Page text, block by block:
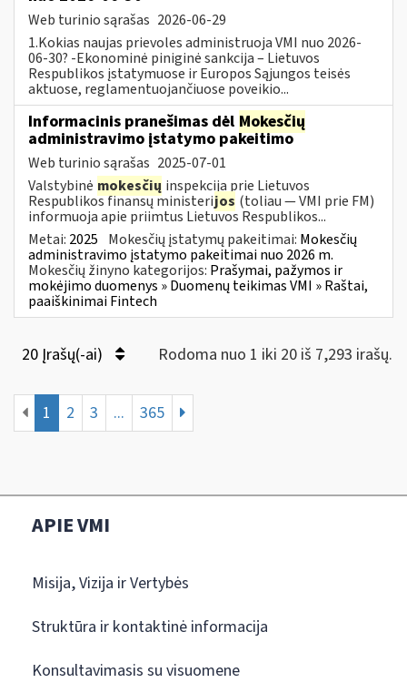
Web turinio sąrašas 2026-06-29
1.Kokias naujas prievoles administruoja VMI nuo 2026-
06-30? -Ekonominė piniginė sankcija – Lietuvos
Respublikos įstatymuose ir Europos Sąjungos teisės
aktuose, reglamentuojančiuose poveikio...
Informacinis pranešimas dėl Mokesčių
administravimo įstatymo pakeitimo
Web turinio sąrašas 2025-07-01
Valstybinė mokesčių inspekcija prie Lietuvos
Respublikos finansų ministerijos (toliau — VMI prie FM)
informuoja apie priimtus Lietuvos Respublikos...
Metai: 2025 Mokesčių įstatymų pakeitimai: Mokesčių
administravimo įstatymo pakeitimai nuo 2026 m.
Mokesčių žinyno kategorijos: Prašymai, pažymos ir
mokėjimo duomenys » Duomenų teikimas VMI » Raštai,
paaiškinimai Fintech
20 Įrašų(-ai) Rodoma nuo 1 iki 20 iš 7,293 irašų.
1 2 3 ... 365
APIE VMI
Misija, Vizija ir Vertybės
Struktūra ir kontaktinė informacija
Konsultavimasis su visuomene